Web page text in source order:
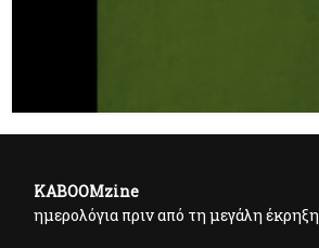
KABOOMzine
ημερολόγια πριν από τη μεγάλη έκρηξη